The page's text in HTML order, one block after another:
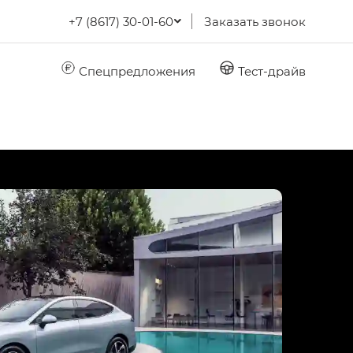
+7 (8617) 30-01-60 Заказать звонок
Спецпредложения Тест-драйв